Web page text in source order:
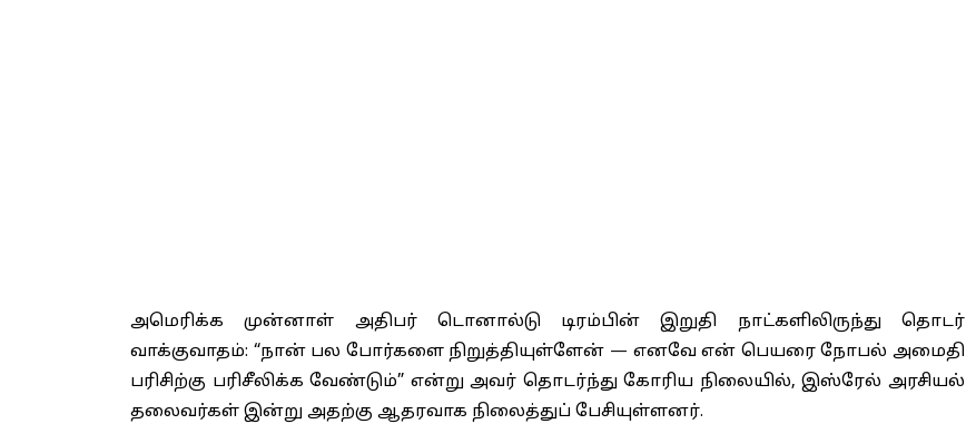
அமெரிக்க முன்னாள் அதிபர் டொனால்டு டிரம்பின் இறுதி நாட்களிலிருந்து தொடர்
வாக்குவாதம்: “நான் பல போர்களை நிறுத்தியுள்ளேன் — எனவே என் பெயரை நோபல் அமைதி
பரிசிற்கு பரிசீலிக்க வேண்டும்” என்று அவர் தொடர்ந்து கோரிய நிலையில், இஸ்ரேல் அரசியல்
தலைவர்கள் இன்று அதற்கு ஆதரவாக நிலைத்துப் பேசியுள்ளனர்.